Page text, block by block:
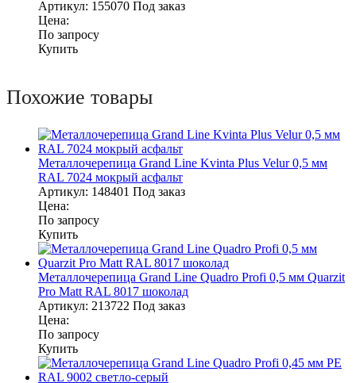
Артикул: 155070 Под заказ
Цена:
По запросу
Купить
Похожие товары
Металлочерепица Grand Line Kvinta Plus Velur 0,5 мм
RAL 7024 мокрый асфальт
Артикул: 148401 Под заказ
Цена:
По запросу
Купить
Металлочерепица Grand Line Quadro Profi 0,5 мм Quarzit
Pro Matt RAL 8017 шоколад
Артикул: 213722 Под заказ
Цена:
По запросу
Купить